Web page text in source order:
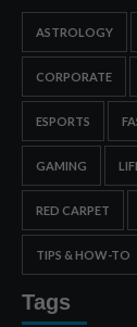
ASTROLOGY
CORPORATE
ESPORTS
GAMING
RED CARPET
TIPS & HOW-TO
Tags